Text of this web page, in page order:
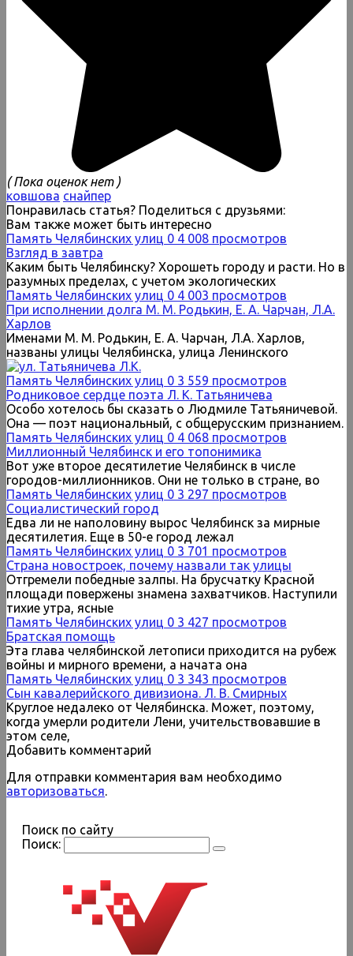
( Пока оценок нет )
ковшова снайпер
Понравилась статья? Поделиться с друзьями:
Вам также может быть интересно
Память Челябинских улиц 0 4 008 просмотров
Взгляд в завтра
Каким быть Челябинску? Хорошеть городу и расти. Но в
разумных пределах, с учетом экологических
Память Челябинских улиц 0 4 003 просмотров
При исполнении долга М. М. Родькин, Е. А. Чарчан, Л.А.
Харлов
Именами М. М. Родькин, Е. А. Чарчан, Л.А. Харлов,
названы улицы Челябинска, улица Ленинского
Память Челябинских улиц 0 3 559 просмотров
Родниковое сердце поэта Л. К. Татьяничева
Особо хотелось бы сказать о Людмиле Татьяничевой.
Она — поэт национальный, с общерусским признанием.
Память Челябинских улиц 0 4 068 просмотров
Миллионный Челябинск и его топонимика
Вот уже второе десятилетие Челябинск в числе
городов-миллионников. Они не только в стране, во
Память Челябинских улиц 0 3 297 просмотров
Социалистический город
Едва ли не наполовину вырос Челябинск за мирные
десятилетия. Еще в 50-е город лежал
Память Челябинских улиц 0 3 701 просмотров
Страна новостроек, почему назвали так улицы
Отгремели победные залпы. На брусчатку Красной
площади повержены знамена захватчиков. Наступили
тихие утра, ясные
Память Челябинских улиц 0 3 427 просмотров
Братская помощь
Эта глава челябинской летописи приходится на рубеж
войны и мирного времени, а начата она
Память Челябинских улиц 0 3 343 просмотров
Сын кавалерийского дивизиона. Л. В. Смирных
Круглое недалеко от Челябинска. Может, поэтому,
когда умерли родители Лени, учительствовавшие в
этом селе,
Добавить комментарий
Для отправки комментария вам необходимо
авторизоваться.
Поиск по сайту
Поиск: